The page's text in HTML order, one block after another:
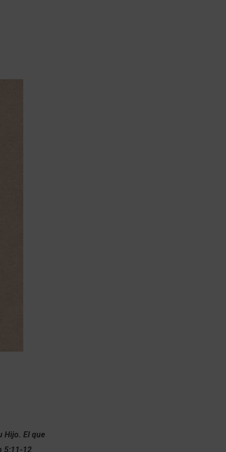
Hijo. El que
5:11-12